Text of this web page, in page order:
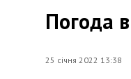
Погода
25 січня 2022 13:38